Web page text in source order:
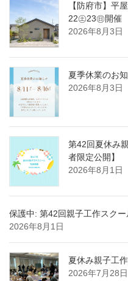
【防府市】平
22㊏23㊐開催
2026年8月3日
夏季休業のお
2026年8月3日
第42回夏休み
者限定公開】
2026年8月1日
保護中: 第42回親子工作スクー
2026年8月1日
夏休み親子工
2026年7月28日